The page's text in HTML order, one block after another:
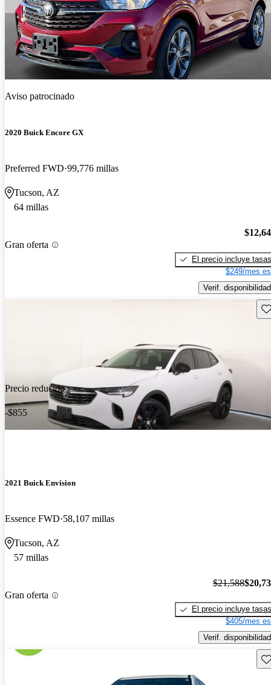
Aviso patrocinado
2020 Buick Encore GX
Preferred FWD 99,776 millas
Tucson, AZ
64 millas
Gran oferta
El precio incluye tasas
$249/mes
Verif. disponibilidad
Precio reducido
-$855
2021 Buick Envision
Essence FWD 58,107 millas
Tucson, AZ
57 millas
Gran oferta
$21,588
El precio incluye tasas
$405/mes
Verif. disponibilidad